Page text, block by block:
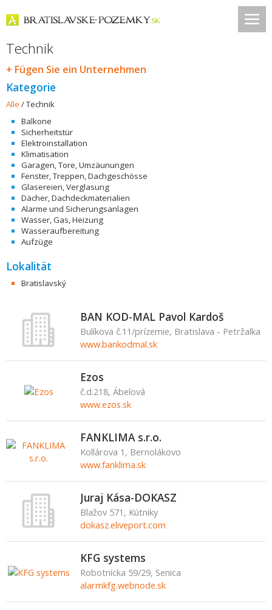
Technik
+ Fügen Sie ein Unternehmen
Kategorie
Alle /Technik
Balkone
Sicherheitstür
Elektroinstallation
Klimatisation
Garagen, Tore, Umzäunungen
Fenster, Treppen, Dachgeschösse
Glasereien, Verglasung
Dächer, Dachdeckmaterialien
Alarme und Sicherungsanlagen
Wasser, Gas, Heizung
Wasseraufbereitung
Aufzüge
Lokalität
Bratislavský
BAN KOD-MAL Pavol Kardoš
Bulíkova č.11/prízemie, Bratislava - Petržalka
www.bankodmal.sk
Ezos
č.d.218, Ábelová
www.ezos.sk
FANKLIMA s.r.o.
Kollárova 1, Bernolákovo
www.fanklima.sk
Juraj Kása-DOKASZ
Blažov 571, Kútniky
dokasz.eliveport.com
KFG systems
Robotnícka 59/29, Senica
alarmkfg.webnode.sk